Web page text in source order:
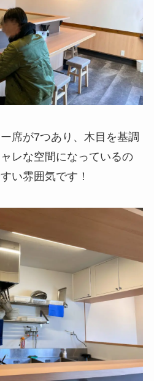
席が7つあり、木目を基調
レな空間になっているの
い雰囲気です！